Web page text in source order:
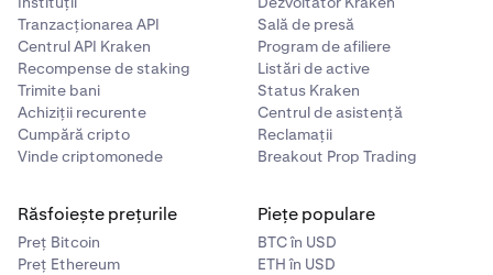
Pentru a afla mai multe despre limitele de achiziție netă
și pentru a vedea exemple despre cum funcționează, vă
rugăm să consultați acest
articol de asistență.
Pentru a înțelege criteriile de eligibilitate pentru Client
să consultați acestarticol de asistență.
Tranzacționarea API
Centrul API Kraken
Recompense de staking
Trimite bani
Achiziții recurente
Cumpără cripto
Vinde criptomonede
Sală de presă
Program de afiliere
Listări de active
Status Kraken
Centrul de asistență
Reclamații
Breakout Prop Trading
Răsfoiește prețurile
Preț Bitcoin
Preț Ethereum
Piețe populare
BTC în USD
ETH în USD